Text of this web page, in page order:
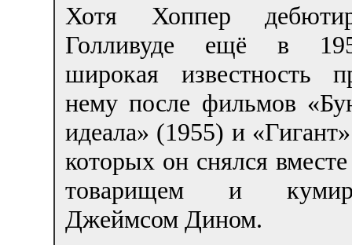
Хотя Хоппер
Голливуде ещё в
широкая известность
нему после фильмов
идеала» (1955) и
которых он снялся
товарищем и
Джеймсом Дином.